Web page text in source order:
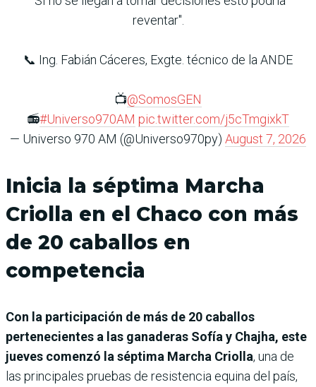
reventar".
📞 Ing. Fabián Cáceres, Exgte. técnico de la ANDE
📺@SomosGEN
📻#Universo970AM pic.twitter.com/j5cTmgixkT
— Universo 970 AM (@Universo970py) August 7, 2026
Inicia la séptima Marcha
Criolla en el Chaco con más
de 20 caballos en
competencia
Con la participación de más de 20 caballos
pertenecientes a las ganaderas Sofía y Chajha, este
jueves comenzó la séptima Marcha Criolla, una de
las principales pruebas de resistencia equina del país,